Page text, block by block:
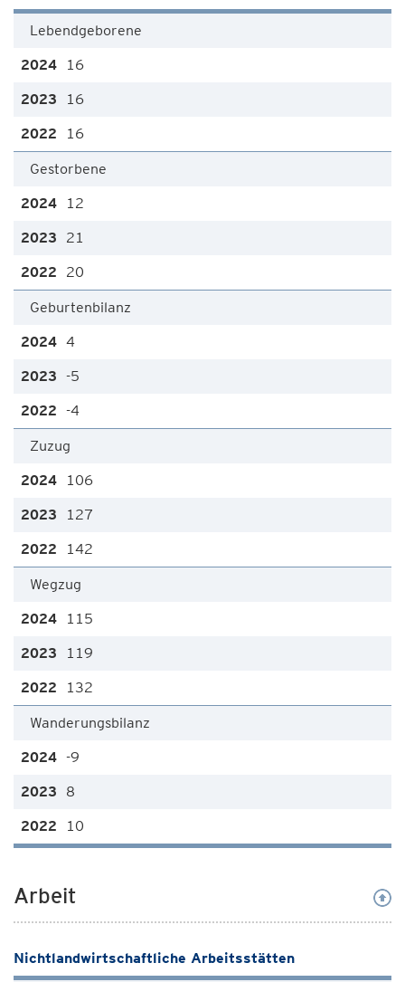
Lebendgeborene
16
16
16
Gestorbene
12
21
20
Geburtenbilanz
4
-5
-4
Zuzug
106
127
142
Wegzug
115
119
132
Wanderungsbilanz
-9
8
10
Arbeit
Nichtlandwirtschaftliche Arbeitsstätten